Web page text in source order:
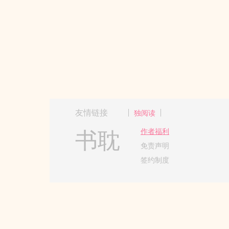
友情链接 独阅读
书耽
作者福利
免责声明
签约制度